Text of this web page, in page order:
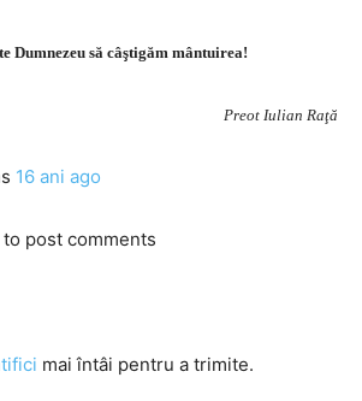
Dumnezeu să câştigăm mântuirea!
Preot Iulian Raţă
16 ani ago
to post comments
mai întâi pentru a trimite.